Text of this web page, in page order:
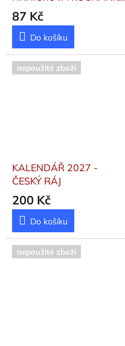
- VÁZANKA
87 Kč
Do košíku
nepoužité zboží
KALENDÁŘ 2027 -
ČESKÝ RÁJ
200 Kč
Do košíku
nepoužité zboží